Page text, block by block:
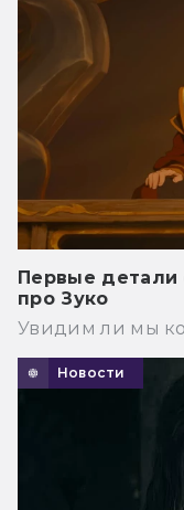
Первые детали
про Зуко
Увидим ли мы
Новости